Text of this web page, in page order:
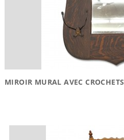
MIROIR MURAL AVEC CROCHETS